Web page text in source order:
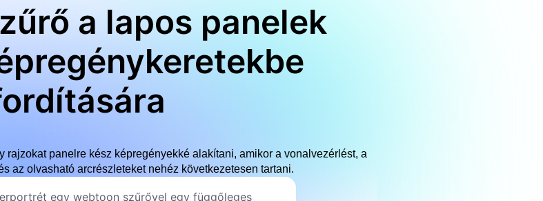
a lapos panelek
rajzokat panelre kész képregényekké alakítani, amikor a vonalvezérlést, a
az olvasható arcrészleteket nehéz következetesen tartani.